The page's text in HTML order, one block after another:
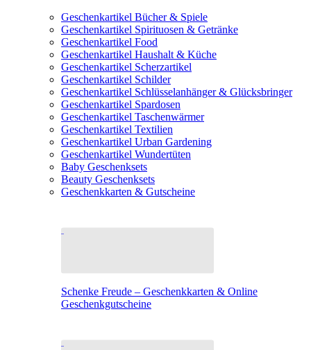
Geschenkartikel Bücher & Spiele
Geschenkartikel Spirituosen & Getränke
Geschenkartikel Food
Geschenkartikel Haushalt & Küche
Geschenkartikel Scherzartikel
Geschenkartikel Schilder
Geschenkartikel Schlüsselanhänger & Glücksbringer
Geschenkartikel Spardosen
Geschenkartikel Taschenwärmer
Geschenkartikel Textilien
Geschenkartikel Urban Gardening
Geschenkartikel Wundertüten
Baby Geschenksets
Beauty Geschenksets
Geschenkkarten & Gutscheine
Schenke Freude – Geschenkkarten & Online
Geschenkgutscheine